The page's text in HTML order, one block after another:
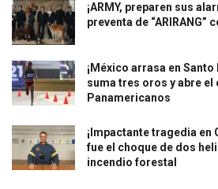
¡ARMY, preparen sus
preventa de “ARIRANG”
¡México arrasa en
suma tres oros y abre el
Panamericanos
¡Impactante tragedia en
fue el choque de dos
incendio forestal